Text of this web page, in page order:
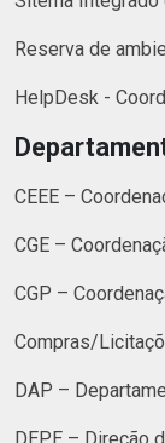
Reserva de
HelpDesk -
CEEE –
CGE –
CGP –
Compras/
DAP –